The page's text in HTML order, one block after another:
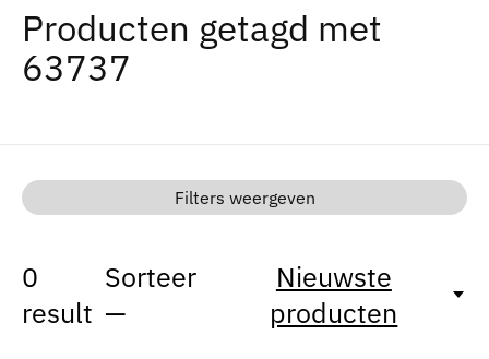
Producten getagd met
63737
Filters weergeven
0
result
Sorteer
—
Nieuwste
producten